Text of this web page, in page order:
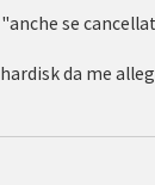
se
da me